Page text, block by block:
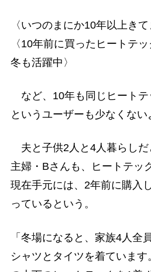
〈いつのまにか10年以上きて
〈10年前に買ったヒートテ
冬も活躍中〉
など、10年も同じヒートテ
というユーザーも少なくない
夫と子供2人と4人暮らしだ
主婦・Bさんも、ヒートテッ
現在手元には、2年前に購入
っているという。
「冬場になると、家族4人全
シャツとタイツを着ていま